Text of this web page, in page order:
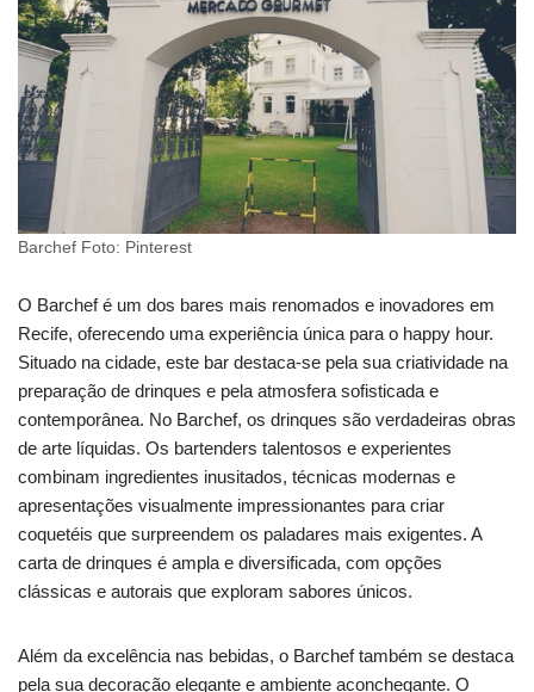
Barchef Foto: Pinterest
O Barchef é um dos bares mais renomados e inovadores em
Recife, oferecendo uma experiência única para o happy hour.
Situado na cidade, este bar destaca-se pela sua criatividade na
preparação de drinques e pela atmosfera sofisticada e
contemporânea. No Barchef, os drinques são verdadeiras obras
de arte líquidas. Os bartenders talentosos e experientes
combinam ingredientes inusitados, técnicas modernas e
apresentações visualmente impressionantes para criar
coquetéis que surpreendem os paladares mais exigentes. A
carta de drinques é ampla e diversificada, com opções
clássicas e autorais que exploram sabores únicos.
Além da excelência nas bebidas, o Barchef também se destaca
pela sua decoração elegante e ambiente aconchegante. O